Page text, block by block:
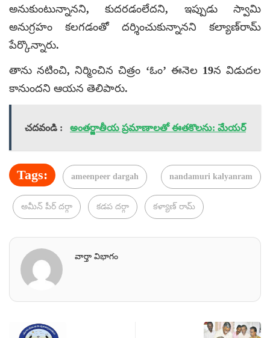
అనుకుంటున్నానని, కుదరడంలేదని, ఇప్పుడు స్వామి
అనుగ్రహం కలగడంతో దర్శించుకున్నానని కల్యాణ్‌రామ్
పేర్కొన్నారు.
తాను నటించి, నిర్మించిన చిత్రం ‘ఓం’ ఈనెల 19న విడుదల
కానుందని ఆయన తెలిపారు.
చదవండి : అంతర్జాతీయ ప్రమాణాలతో ఈతకొలను: మేయర్
Tags: ameenpeer dargah nandamuri kalyanram
అమీన్ పీర్ దర్గా కడప దర్గా కళ్యాణ్ రామ్
వార్తా విభాగం